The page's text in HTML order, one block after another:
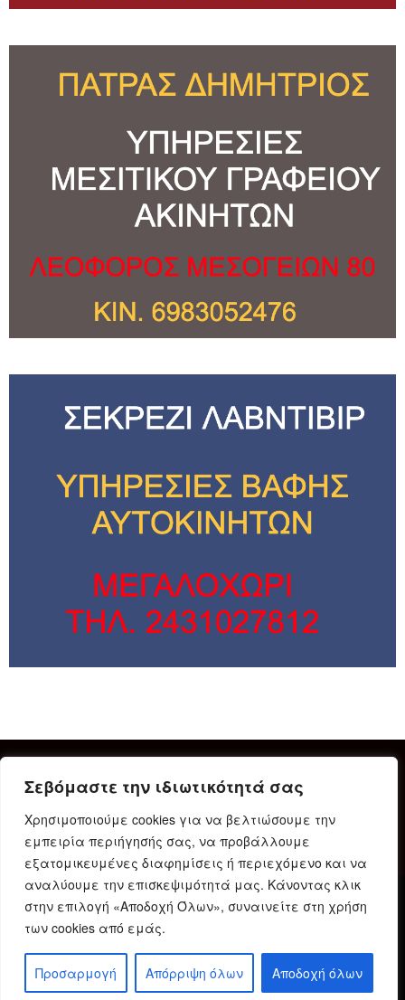
Σεβόμαστε την ιδιωτικότητά σας
Χρησιμοποιούμε cookies για να βελτιώσουμε την
εμπειρία περιήγησής σας, να προβάλλουμε
εξατομικευμένες διαφημίσεις ή περιεχόμενο και να
αναλύουμε την επισκεψιμότητά μας. Κάνοντας κλικ
στην επιλογή «Αποδοχή Όλων», συναινείτε στη χρήση
των cookies από εμάς.
Προσαρμογή Απόρριψη όλων Αποδοχή όλων
Δήλωση Συμμόρφωσης Ταυτότητα
Όροι χρήσης
Πολιτική προστασίας προσωπικών δεδομένων
Πολιτική Cookies
© 2023 Karditsain.gr